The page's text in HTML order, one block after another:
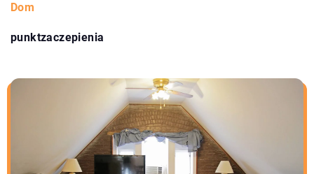
Dom
punktzaczepienia